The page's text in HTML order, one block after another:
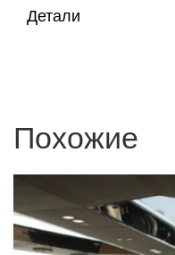
Детали
Похожие